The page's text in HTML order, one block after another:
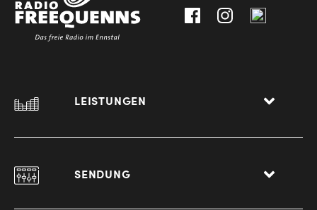
LEISTUNGEN
SENDUNG